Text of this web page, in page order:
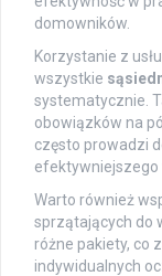
domowników.
Korzystanie z
wszystkie
systematycznie.
obowiązków na
często prowadzi
efektywniejszego
Warto również
sprzątających do
różne pakiety, co
indywidualnych